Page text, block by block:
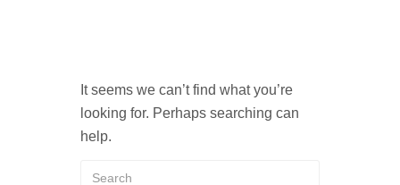
It seems we can’t find what you’re
looking for. Perhaps searching can
help.